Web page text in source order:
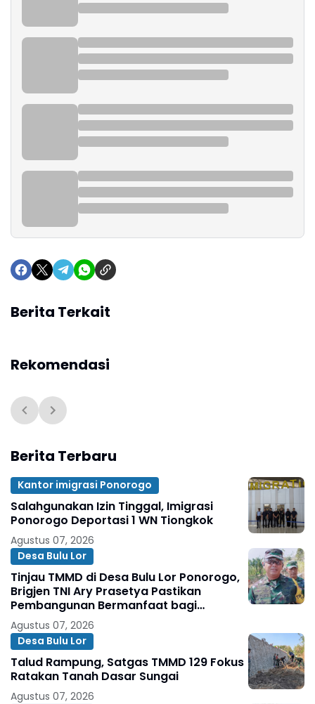
Berita Terkait
Rekomendasi
Berita Terbaru
Kantor imigrasi Ponorogo
Salahgunakan Izin Tinggal, Imigrasi
Ponorogo Deportasi 1 WN Tiongkok
Agustus 07, 2026
Desa Bulu Lor
Tinjau TMMD di Desa Bulu Lor Ponorogo,
Brigjen TNI Ary Prasetya Pastikan
Pembangunan Bermanfaat bagi
Masyarakat
Agustus 07, 2026
Desa Bulu Lor
Talud Rampung, Satgas TMMD 129 Fokus
Ratakan Tanah Dasar Sungai
Agustus 07, 2026